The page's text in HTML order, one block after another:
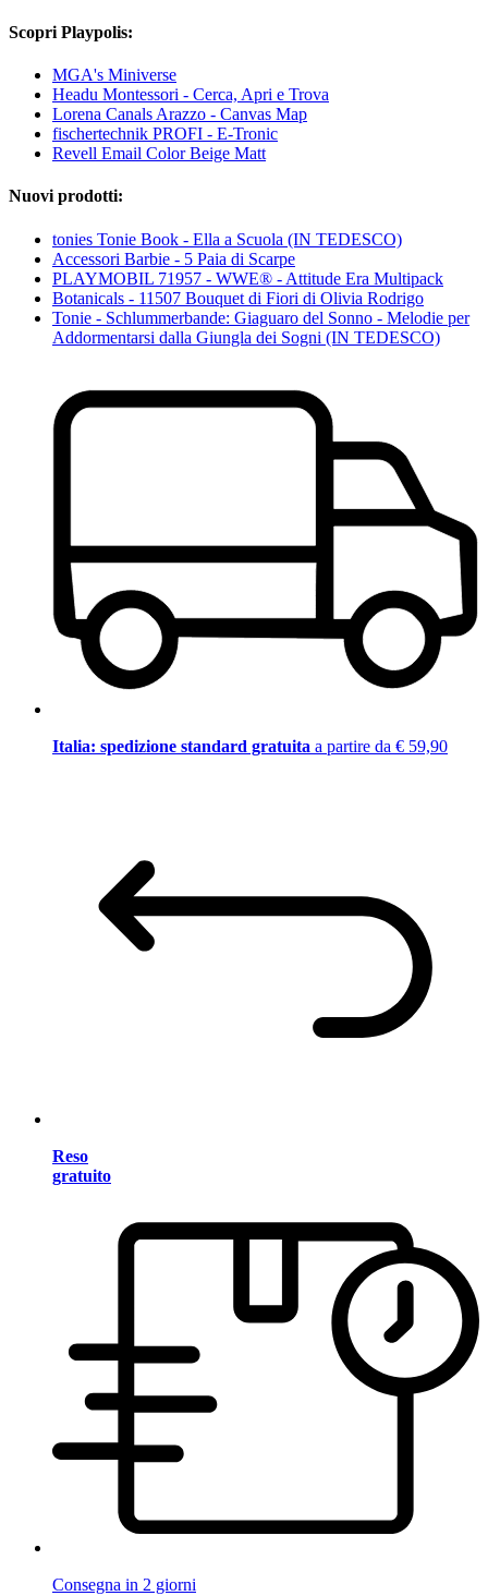
Scopri Playpolis:
MGA's Miniverse
Headu Montessori - Cerca, Apri e Trova
Lorena Canals Arazzo - Canvas Map
fischertechnik PROFI - E-Tronic
Revell Email Color Beige Matt
Nuovi prodotti:
tonies Tonie Book - Ella a Scuola (IN TEDESCO)
Accessori Barbie - 5 Paia di Scarpe
PLAYMOBIL 71957 - WWE® - Attitude Era Multipack
Botanicals - 11507 Bouquet di Fiori di Olivia Rodrigo
Tonie - Schlummerbande: Giaguaro del Sonno - Melodie per
Addormentarsi dalla Giungla dei Sogni (IN TEDESCO)
Italia: spedizione standard gratuita a partire da € 59,90
Reso
gratuito
Consegna in 2 giorni